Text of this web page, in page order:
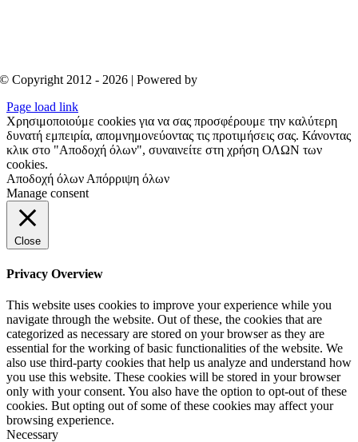
© Copyright 2012 - 2026 | Powered by
Page load link
Χρησιμοποιούμε cookies για να σας προσφέρουμε την καλύτερη
δυνατή εμπειρία, απομνημονεύοντας τις προτιμήσεις σας. Κάνοντας
κλικ στο "Αποδοχή όλων", συναινείτε στη χρήση ΟΛΩΝ των
cookies.
Αποδοχή όλων Απόρριψη όλων
Manage consent
Close
Privacy Overview
This website uses cookies to improve your experience while you
navigate through the website. Out of these, the cookies that are
categorized as necessary are stored on your browser as they are
essential for the working of basic functionalities of the website. We
also use third-party cookies that help us analyze and understand how
you use this website. These cookies will be stored in your browser
only with your consent. You also have the option to opt-out of these
cookies. But opting out of some of these cookies may affect your
browsing experience.
Necessary